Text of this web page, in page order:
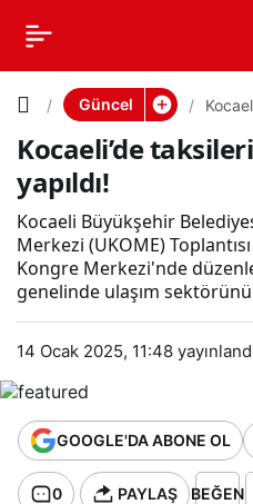
Güncel
Kocaeli’de
yapıldı!
Kocaeli Büyükşehir
Merkezi (UKOME)
Kongre Merkezi'nde
genelinde ulaşım
14 Ocak 2025, 11:48
GOOGLE'DA ABONE OL
0 PAYLAŞ BEĞEN
Kocaeli’d
taksilerin
ücretlerin
e zam